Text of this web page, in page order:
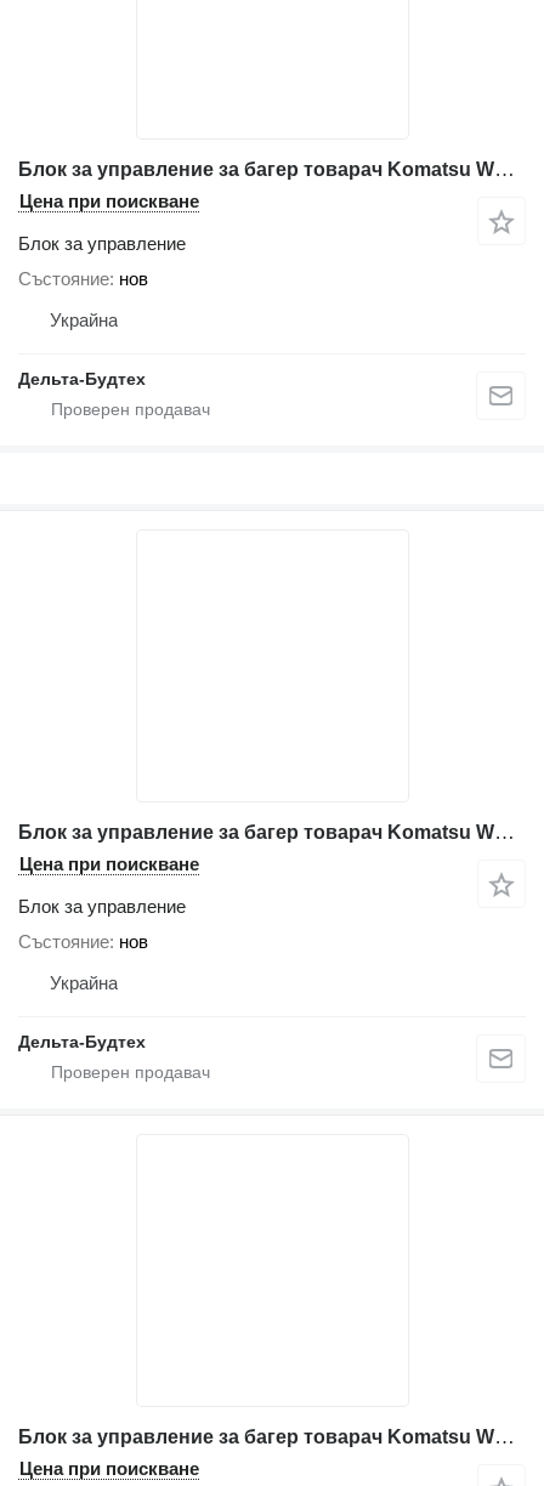
Блок за управление за багер товарач Komatsu WB97R-2
Цена при поискване
Блок за управление
Състояние нов
Украйна
Дельта-Будтех
Блок за управление за багер товарач Komatsu WB97S-5
Цена при поискване
Блок за управление
Състояние нов
Украйна
Дельта-Будтех
Блок за управление за багер товарач Komatsu WB97S-2
Цена при поискване